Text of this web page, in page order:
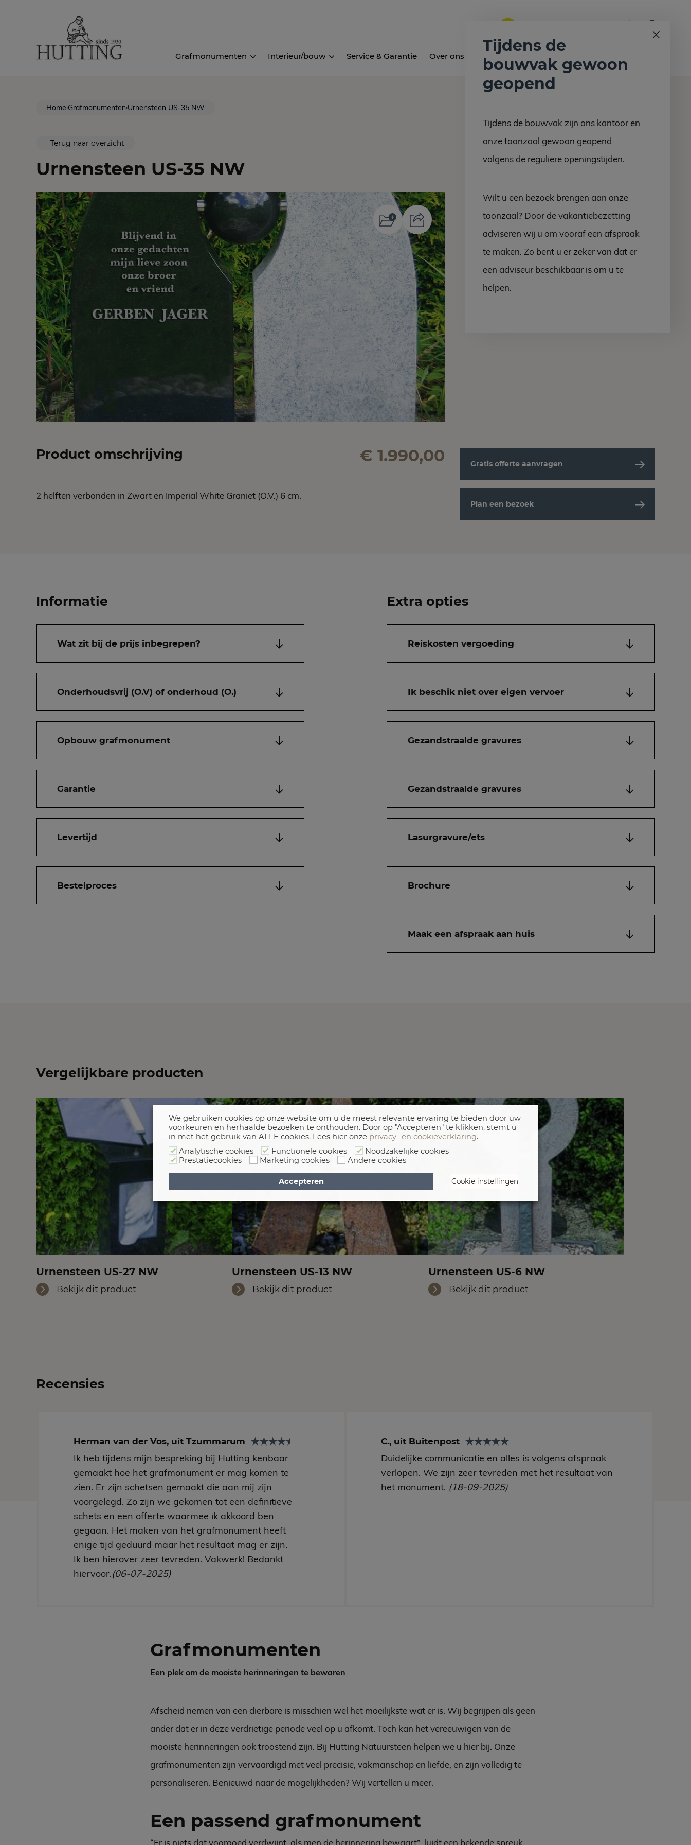
Grafmonumenten Interieur/bouw Service & Garantie Over ons Nieuws
Home Grafmonumenten Urnensteen US-35 NW
Terug naar overzicht
Urnensteen US-35 NW
Product omschrijving € 1.990,00
2 helften verbonden in Zwart en Imperial White Graniet (O.V.) 6 cm.
Gratis offerte aanvragen
Plan een bezoek
Informatie
Wat zit bij de prijs inbegrepen?
Onderhoudsvrij (O.V) of onderhoud (O.)
Opbouw grafmonument
Garantie
Levertijd
Bestelproces
Extra opties
Reiskosten vergoeding
Ik beschik niet over eigen vervoer
Gezandstraalde gravures
Gezandstraalde gravures
Lasurgravure/ets
Brochure
Maak een afspraak aan huis
Vergelijkbare producten
Urnensteen US-27 NW
Bekijk dit product
Urnensteen US-13 NW
Bekijk dit product
Urnensteen US-6 NW
Bekijk dit product
Recensies
Herman van der Vos, uit Tzummarum
Ik heb tijdens mijn bespreking bij Hutting kenbaar
gemaakt hoe het grafmonument er mag komen te
zien. Er zijn schetsen gemaakt die aan mij zijn
voorgelegd. Zo zijn we gekomen tot een definitieve
schets en een offerte waarmee ik akkoord ben
gegaan. Het maken van het grafmonument heeft
enige tijd geduurd maar het resultaat mag er zijn.
Ik ben hierover zeer tevreden. Vakwerk! Bedankt
hiervoor.(06-07-2025)
C., uit Buitenpost
Duidelijke communicatie en alles is volgens afspraak
verlopen. We zijn zeer tevreden met het resultaat van
het monument. (18-09-2025)
Grafmonumenten
Een plek om de mooiste herinneringen te bewaren
Afscheid nemen van een dierbare is misschien wel het moeilijkste wat er is. Wij begrijpen als geen
ander dat er in deze verdrietige periode veel op u afkomt. Toch kan het vereeuwigen van de
mooiste herinneringen ook troostend zijn. Bij Hutting Natuursteen helpen we u hier bij. Onze
grafmonumenten zijn vervaardigd met veel precisie, vakmanschap en liefde, en zijn volledig te
personaliseren. Benieuwd naar de mogelijkheden? Wij vertellen u meer.
Een passend grafmonument
Tijdens de
bouwvak gewoon
geopend
Tijdens de bouwvak zijn ons kantoor en
onze toonzaal gewoon geopend
volgens de reguliere openingstijden.
Wilt u een bezoek brengen aan onze
toonzaal? Door de vakantiebezetting
adviseren wij u om vooraf een afspraak
te maken. Zo bent u er zeker van dat er
een adviseur beschikbaar is om u te
helpen.
We gebruiken cookies op onze website om u de meest relevante ervaring te bieden door uw
voorkeuren en herhaalde bezoeken te onthouden. Door op "Accepteren" te klikken, stemt u
in met het gebruik van ALLE cookies. Lees hier onze privacy- en cookieverklaring.
Analytische cookies
Functionele cookies
Noodzakelijke cookies
Prestatiecookies
Marketing cookies Andere cookies
Cookie instellingen
Accepteren